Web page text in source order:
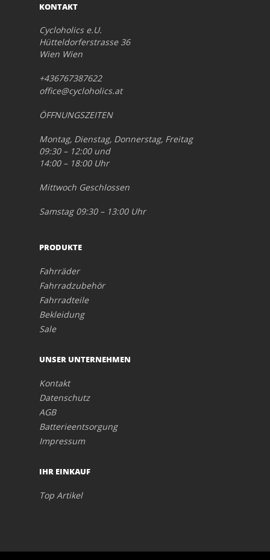
KONTAKT
Cycloholics e.U.
Hütteldorferstrasse 36
Wien Wien
+436767387622
office@cycloholics.at
ÖFFNUNGSZEITEN
Montag, Dienstag, Donnerstag, Freitag
09:30 – 12:00 und
14:00 – 18:00 Uhr
Mittwoch Geschlossen
Samstag 09:30 – 13:00 Uhr
PRODUKTE
Fahrräder
Fahrradzubehör
Fahrradteile
Bekleidung
Sale
UNSER UNTERNEHMEN
Kontakt
Datenschutz
AGB
Batterieentsorgung
Impressum
IHR EINKAUF
Top Artikel